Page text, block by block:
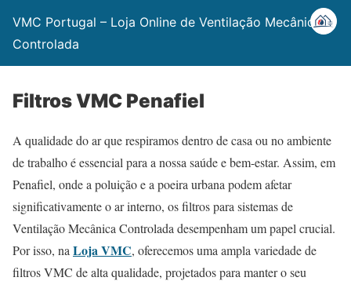
VMC Portugal – Loja Online de Ventilação Mecânica
Controlada
Filtros VMC Penafiel
A qualidade do ar que respiramos dentro de casa ou no ambiente
de trabalho é essencial para a nossa saúde e bem-estar. Assim, em
Penafiel, onde a poluição e a poeira urbana podem afetar
significativamente o ar interno, os filtros para sistemas de
Ventilação Mecânica Controlada desempenham um papel crucial.
Por isso, na Loja VMC, oferecemos uma ampla variedade de
filtros VMC de alta qualidade, projetados para manter o seu